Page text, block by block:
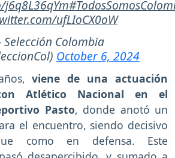
ufLIoCX0oW
Colombia
October 6, 2024
viene de una actuación
Atlético Nacional en el
Pasto, donde anotó un
el encuentro, siendo decisivo
como en defensa. Este